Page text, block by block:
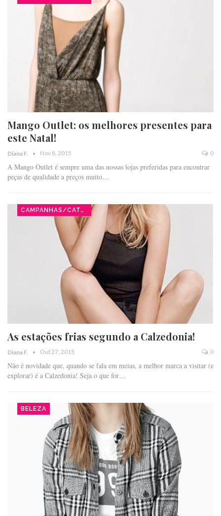
Mango Outlet: os melhores presentes para
este Natal!
Diana F. Nov 8, 2015 0
A Mango Outlet é sempre uma das nossas lojas preferidas para encontrar
peças de qualidade a preços muito…
CAMPANHAS/CATÁLOGOS
As estações frias segundo a Calzedonia!
Diana F. Out 27, 2015 0
Não é novidade que, quando se fala em meias, a melhor marca a visitar (e
explorar) é a Calzedonia! Seja o que for…
BELEZA